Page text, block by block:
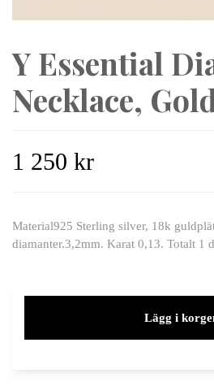
Y Essential
Necklace,
1 250 kr
Material925 Sterling silver, 18k
diamanter.3,2mm. Karat 0,13. Totalt 1
Lägg i